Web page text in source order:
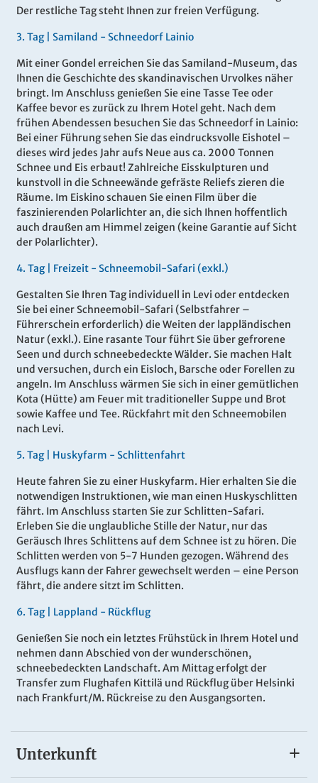
Der restliche Tag steht Ihnen zur freien Verfügung.
3. Tag | Samiland - Schneedorf Lainio
Mit einer Gondel erreichen Sie das Samiland-Museum, das
Ihnen die Geschichte des skandinavischen Urvolkes näher
bringt. Im Anschluss genießen Sie eine Tasse Tee oder
Kaffee bevor es zurück zu Ihrem Hotel geht. Nach dem
frühen Abendessen besuchen Sie das Schneedorf in Lainio:
Bei einer Führung sehen Sie das eindrucksvolle Eishotel –
dieses wird jedes Jahr aufs Neue aus ca. 2000 Tonnen
Schnee und Eis erbaut! Zahlreiche Eisskulpturen und
kunstvoll in die Schneewände gefräste Reliefs zieren die
Räume. Im Eiskino schauen Sie einen Film über die
faszinierenden Polarlichter an, die sich Ihnen hoffentlich
auch draußen am Himmel zeigen (keine Garantie auf Sicht
der Polarlichter).
4. Tag | Freizeit - Schneemobil-Safari (exkl.)
Gestalten Sie Ihren Tag individuell in Levi oder entdecken
Sie bei einer Schneemobil-Safari (Selbstfahrer –
Führerschein erforderlich) die Weiten der lappländischen
Natur (exkl.). Eine rasante Tour führt Sie über gefrorene
Seen und durch schneebedeckte Wälder. Sie machen Halt
und versuchen, durch ein Eisloch, Barsche oder Forellen zu
angeln. Im Anschluss wärmen Sie sich in einer gemütlichen
Kota (Hütte) am Feuer mit traditioneller Suppe und Brot
sowie Kaffee und Tee. Rückfahrt mit den Schneemobilen
nach Levi.
5. Tag | Huskyfarm - Schlittenfahrt
Heute fahren Sie zu einer Huskyfarm. Hier erhalten Sie die
notwendigen Instruktionen, wie man einen Huskyschlitten
fährt. Im Anschluss starten Sie zur Schlitten-Safari.
Erleben Sie die unglaubliche Stille der Natur, nur das
Geräusch Ihres Schlittens auf dem Schnee ist zu hören. Die
Schlitten werden von 5-7 Hunden gezogen. Während des
Ausflugs kann der Fahrer gewechselt werden – eine Person
fährt, die andere sitzt im Schlitten.
6. Tag | Lappland - Rückflug
Genießen Sie noch ein letztes Frühstück in Ihrem Hotel und
nehmen dann Abschied von der wunderschönen,
schneebedeckten Landschaft. Am Mittag erfolgt der
Transfer zum Flughafen Kittilä und Rückflug über Helsinki
nach Frankfurt/M. Rückreise zu den Ausgangsorten.
Unterkunft
Break Sokos Levi Hotel